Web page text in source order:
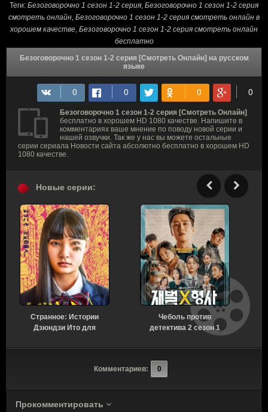
Теги: Безоговорочно 1 сезон 1-2 серия, Безоговорочно 1 сезон 1-2 серия
смотреть онлайн, Безоговорочно 1 сезон 1-2 серия смотреть онлайн в
хорошем качестве, Безоговорочно 1 сезон 1-2 серия смотреть онлайн
бесплатно
Безоговорочно 1 сезон 1-2 серия [Смотреть Онлайн] на русском
языке
Безоговорочно 1 сезон 1-2 серия [Смотреть Онлайн]
бесплатно в хорошем HD 1080 качестве. Напишите в
комментариях ваше мнение по поводу новой серии и
нашей озвучки. Так же у нас вы можете остальные
серии сериала Новости сайта абсолютно бесплатно в хорошем HD
1080 качестве.
Новые серии:
Странное: Истории
Дзюндзи Ито для
сезон 6 серия [Смотреть
Чеболь против
детектива 2 сезон 1
Онлайн]
Комментариев: 0
Прокомментировать